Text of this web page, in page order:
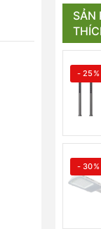
SẢN
- 25%
- 30%